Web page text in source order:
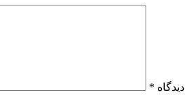
دیدگاه *